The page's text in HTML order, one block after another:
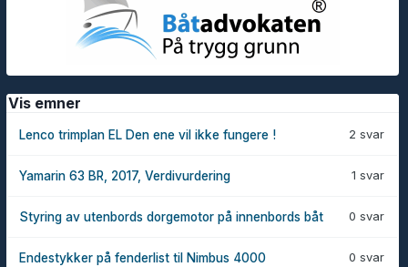
Vis emner
2 svar
Lenco trimplan EL Den ene vil ikke fungere !
1 svar
Yamarin 63 BR, 2017, Verdivurdering
0 svar
Styring av utenbords dorgemotor på innenbords båt
0 svar
Endestykker på fenderlist til Nimbus 4000